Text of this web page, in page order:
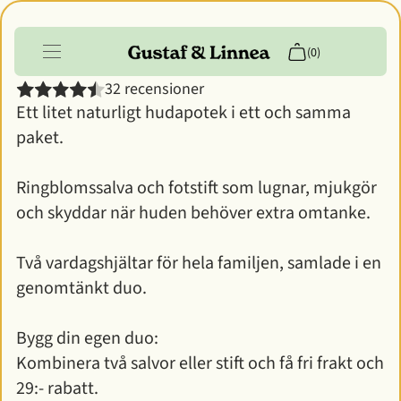
Produkter
Kundkonto
(0)
Allt i allo - DUO
32 recensioner
Ett litet naturligt hudapotek i ett och samma
paket.
Ringblomssalva och fotstift som lugnar, mjukgör
och skyddar när huden behöver extra omtanke.
Två vardagshjältar för hela familjen, samlade i en
genomtänkt duo.
Bygg din egen duo:
Kombinera två salvor eller stift och få fri frakt och
29:- rabatt.